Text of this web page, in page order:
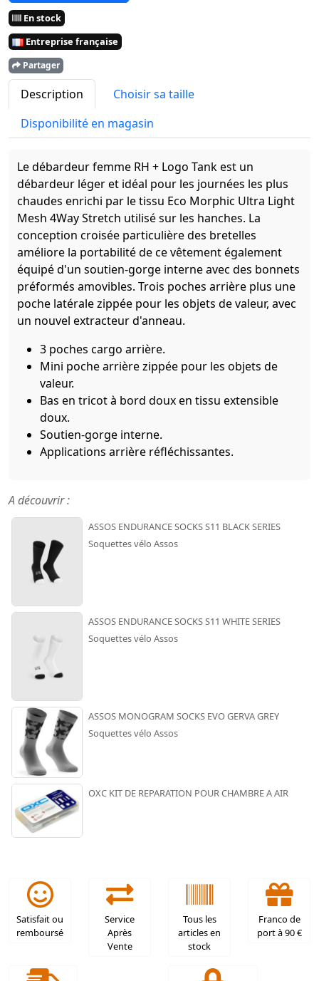
En stock
Entreprise française
Partager
Description
Choisir sa taille
Disponibilité en magasin
Le débardeur femme RH + Logo Tank est un
débardeur léger et idéal pour les journées les plus
chaudes enrichi par le tissu Eco Morphic Ultra Light
Mesh 4Way Stretch utilisé sur les hanches. La
conception croisée particulière des bretelles
améliore la portabilité de ce vêtement également
équipé d'un soutien-gorge interne avec des bonnets
préformés amovibles. Trois poches arrière plus une
poche latérale zippée pour les objets de valeur, avec
un nouvel extracteur d'anneau.
3 poches cargo arrière.
Mini poche arrière zippée pour les objets de
valeur.
Bas en tricot à bord doux en tissu extensible
doux.
Soutien-gorge interne.
Applications arrière réfléchissantes.
A découvrir :
ASSOS ENDURANCE SOCKS S11 BLACK SERIES
Soquettes vélo Assos
ASSOS ENDURANCE SOCKS S11 WHITE SERIES
Soquettes vélo Assos
ASSOS MONOGRAM SOCKS EVO GERVA GREY
Soquettes vélo Assos
OXC KIT DE REPARATION POUR CHAMBRE A AIR
Satisfait ou
remboursé
Service
Après
Vente
Tous les
articles en
stock
Franco de
port à 90 €